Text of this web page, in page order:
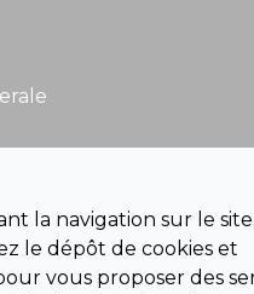
noire.com
artla navigation sur le
le dépôt de cookies et
vous proposer des